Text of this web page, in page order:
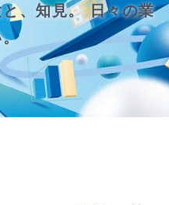
、知見。日々の業
。